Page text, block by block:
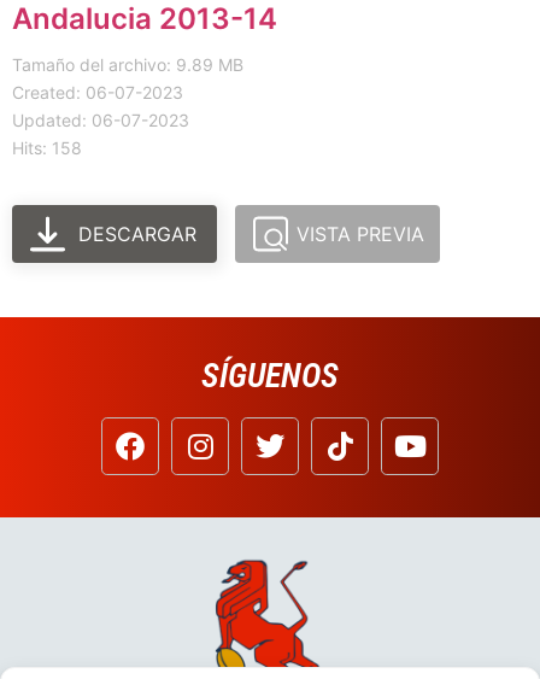
Andalucia 2013-14
Tamaño del archivo: 9.89 MB
Created: 06-07-2023
Updated: 06-07-2023
Hits: 158
DESCARGAR VISTA PREVIA
SÍGUENOS